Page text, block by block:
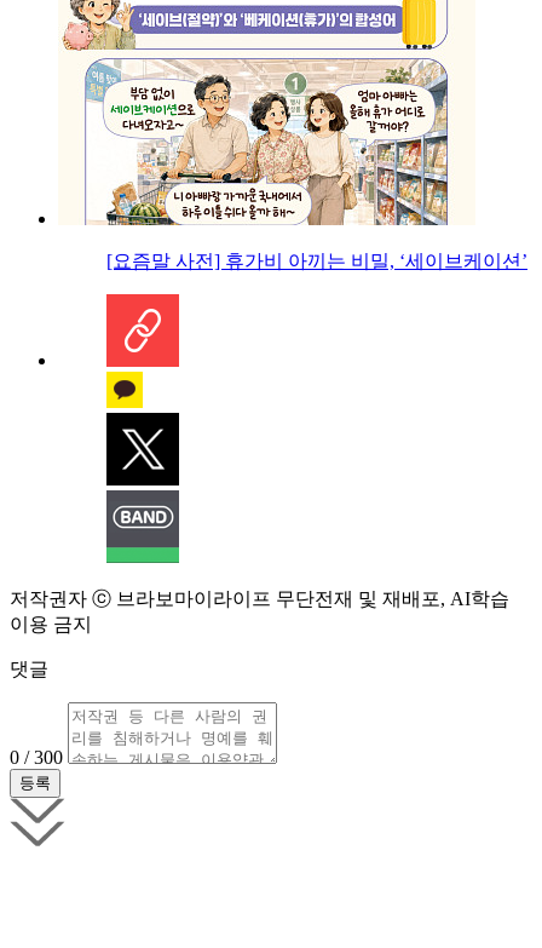
[요즘말 사전] 휴가비 아끼는 비밀, ‘세이브케이션’
저작권자 ⓒ 브라보마이라이프 무단전재 및 재배포, AI학습
이용 금지
댓글
0 / 300